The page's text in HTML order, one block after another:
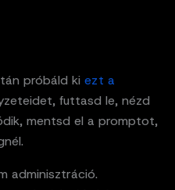
próbáld ki ezt a
futtasd le, nézd
mentsd el a promptot,
adminisztráció.